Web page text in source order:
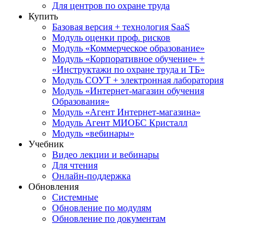
Для центров по охране труда
Купить
Базовая версия + технология SaaS
Модуль оценки проф. рисков
Модуль «Коммерческое образование»
Модуль «Корпоративное обучение» +
«Инструктажи по охране труда и ТБ»
Модуль СОУТ + электронная лаборатория
Модуль «Интернет-магазин обучения
Образования»
Модуль «Агент Интернет-магазина»
Модуль Агент МИОБС Кристалл
Модуль «вебинары»
Учебник
Видео лекции и вебинары
Для чтения
Онлайн-поддержка
Обновления
Системные
Обновление по модулям
Обновление по документам